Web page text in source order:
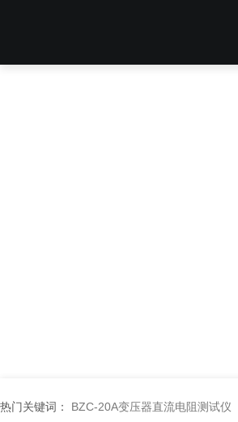
热门关键词： BZC-20A变压器直流电阻测试仪